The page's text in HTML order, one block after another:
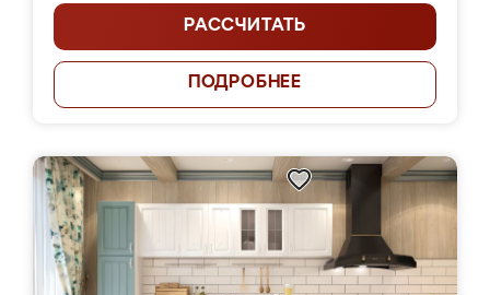
РАССЧИТАТЬ
ПОДРОБНЕЕ